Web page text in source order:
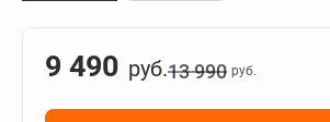
9 490 руб.13 990 руб.